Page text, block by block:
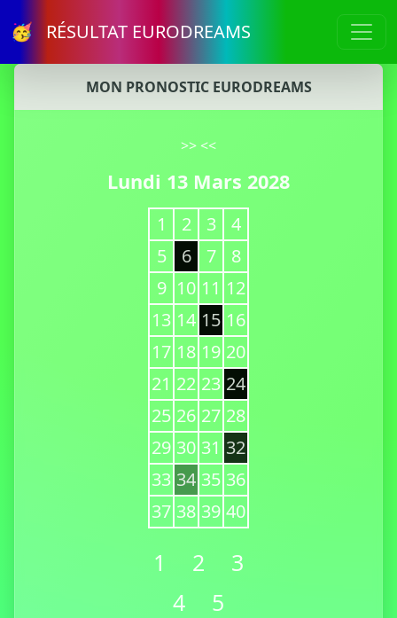
🥳 RÉSULTAT EURODREAMS
MON PRONOSTIC EURODREAMS
>> <<
Lundi 13 Mars 2028
1 2 3
4
5
6 7
8
9 10 11 12
13 14 15 16
17 18 19 20
21 22 23 24
25 26 27 28
29 30 31 32
33 34 35 36
37 38 39 40
1 2
3
4
5